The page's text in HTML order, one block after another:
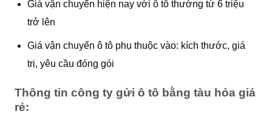
Giá vận chuyển hiện nay với ô tô thường từ 6 triệu
trở lên
Giá vận chuyển ô tô phụ thuộc vào: kích thước, giá
trị, yêu cầu đóng gói
Thông tin công ty gửi ô tô bằng tàu hỏa giá
rẻ: